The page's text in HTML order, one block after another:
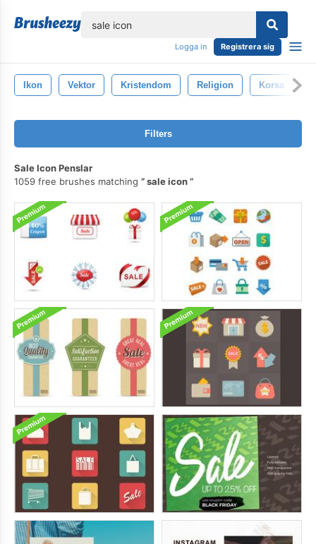
Logga in Registrera sig
Ikon Vektor Kristendom Religion Korsa
Filters
Sale Icon Penslar
1059 free brushes matching
sale icon